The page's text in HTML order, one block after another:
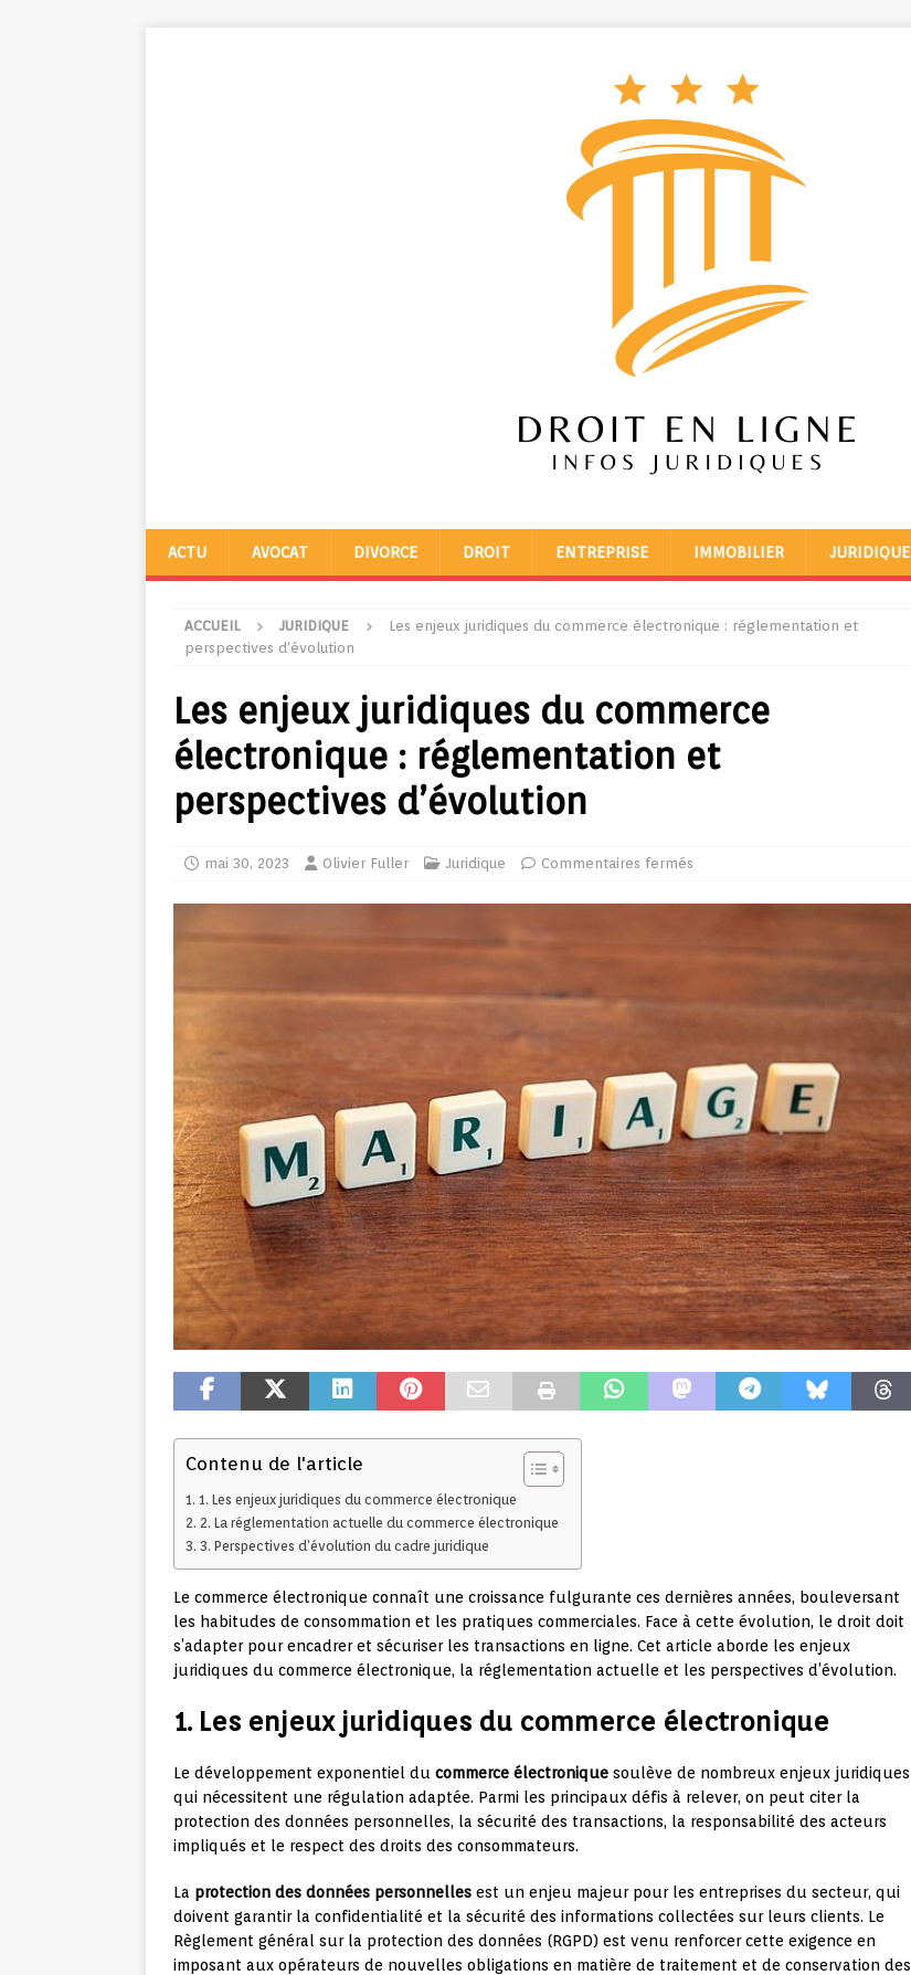
ACTU AVOCAT DIVORCE DROIT ENTREPRISE IMMOBILIER JURIDIQUE
ACCUEIL JURIDIQUE
Les enjeux juridiques du commerce électronique : réglementation et
perspectives d’évolution
Les enjeux juridiques du commerce
électronique : réglementation et
perspectives d’évolution
mai 30, 2023 Olivier Fuller Juridique Commentaires fermés
Contenu de l'article
1. Les enjeux juridiques du commerce électronique
2. La réglementation actuelle du commerce électronique
3. Perspectives d’évolution du cadre juridique
Le commerce électronique connaît une croissance fulgurante ces dernières années, bouleversant
les habitudes de consommation et les pratiques commerciales. Face à cette évolution, le droit doit
s’adapter pour encadrer et sécuriser les transactions en ligne. Cet article aborde les enjeux
juridiques du commerce électronique, la réglementation actuelle et les perspectives d’évolution.
1. Les enjeux juridiques du commerce électronique
Le développement exponentiel du commerce électronique soulève de nombreux enjeux juridiques
qui nécessitent une régulation adaptée. Parmi les principaux défis à relever, on peut citer la
protection des données personnelles, la sécurité des transactions, la responsabilité des acteurs
impliqués et le respect des droits des consommateurs.
La protection des données personnelles est un enjeu majeur pour les entreprises du secteur, qui
doivent garantir la confidentialité et la sécurité des informations collectées sur leurs clients. Le
Règlement général sur la protection des données (RGPD) est venu renforcer cette exigence en
imposant aux opérateurs de nouvelles obligations en matière de traitement et de conservation des